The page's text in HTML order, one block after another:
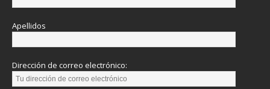
Apellidos
Dirección de correo electrónico: